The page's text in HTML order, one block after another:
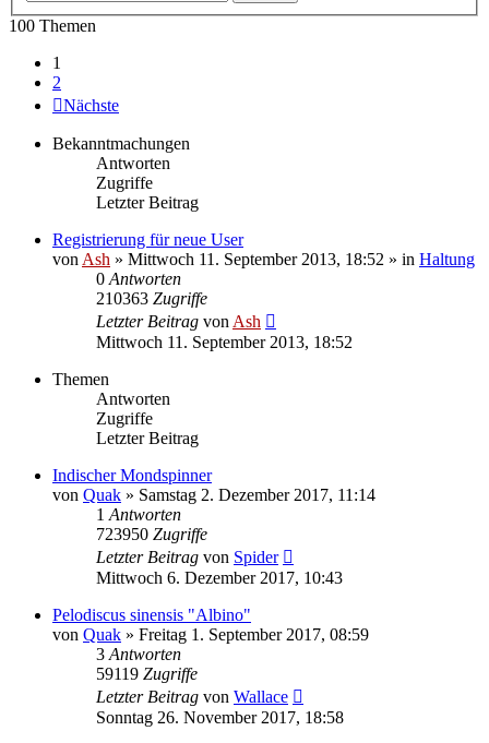
100 Themen
1
2
Nächste
Bekanntmachungen
Antworten
Zugriffe
Letzter Beitrag
Registrierung für neue User
von Ash » Mittwoch 11. September 2013, 18:52 » in Haltung
0 Antworten
210363 Zugriffe
Letzter Beitrag von Ash
Mittwoch 11. September 2013, 18:52
Themen
Antworten
Zugriffe
Letzter Beitrag
Indischer Mondspinner
von Quak » Samstag 2. Dezember 2017, 11:14
1 Antworten
723950 Zugriffe
Letzter Beitrag von Spider
Mittwoch 6. Dezember 2017, 10:43
Pelodiscus sinensis "Albino"
von Quak » Freitag 1. September 2017, 08:59
3 Antworten
59119 Zugriffe
Letzter Beitrag von Wallace
Sonntag 26. November 2017, 18:58